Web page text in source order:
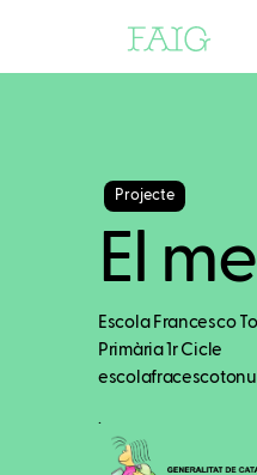
Projecte
El
Escola Francesco
Primària 1r Cicle